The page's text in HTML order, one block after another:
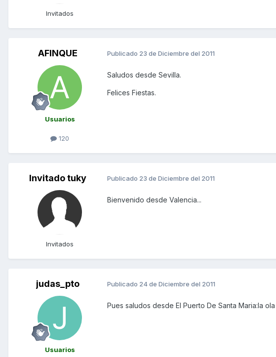
Invitados
AFINQUE
Usuarios
120
Publicado 23 de Diciembre del 2011
Saludos desde Sevilla.
Felices Fiestas.
Invitado tuky
Invitados
Publicado 23 de Diciembre del 2011
Bienvenido desde Valencia...
judas_pto
Usuarios
Publicado 24 de Diciembre del 2011
Pues saludos desde El Puerto De Santa Maria:la ola